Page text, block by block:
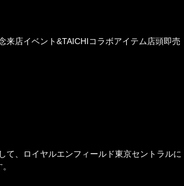
来店イベント&TAICHIコラボアイテム店頭即売
て、ロイヤルエンフィールド東京セントラルに